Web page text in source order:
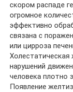
скором распаде
огромное
эффективно
связана с
или цирроза
Холестатическая
нарушений
человека плотно
Появление